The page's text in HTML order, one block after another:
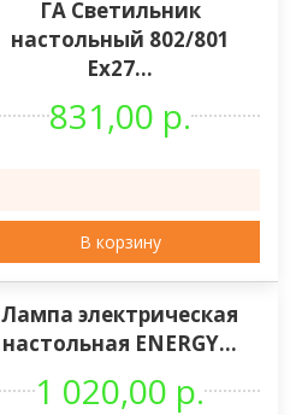
ГА Светильник
настольный 802/801
Ех27...
831,00 р.
В корзину
Лампа электрическая
настольная ENERGY...
1 020,00 р.